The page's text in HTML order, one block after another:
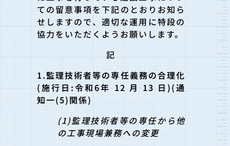
ての留意事項を下記のとおりお知ら
せしますので、適切な運用に特段の
協力をいただくようお願いします。
記
1.監理技術者等の専任義務の合理化
(施行日:令和6年 12 月 13 日)(通
知一(5)関係)
(1)監理技術者等の専任から他
の工事現場兼務への変更